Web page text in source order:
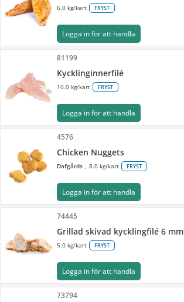
6.0 kg/kart FRYST
Logga in för att handla
81199
Kycklinginnerfilé
10.0 kg/kart FRYST
Logga in för att handla
4576
Chicken Nuggets
Dafgårds 8.0 kg/kart FRYST
Logga in för att handla
74445
Grillad skivad kycklingfilé 6 mm
5.0 kg/kart FRYST
Logga in för att handla
73794